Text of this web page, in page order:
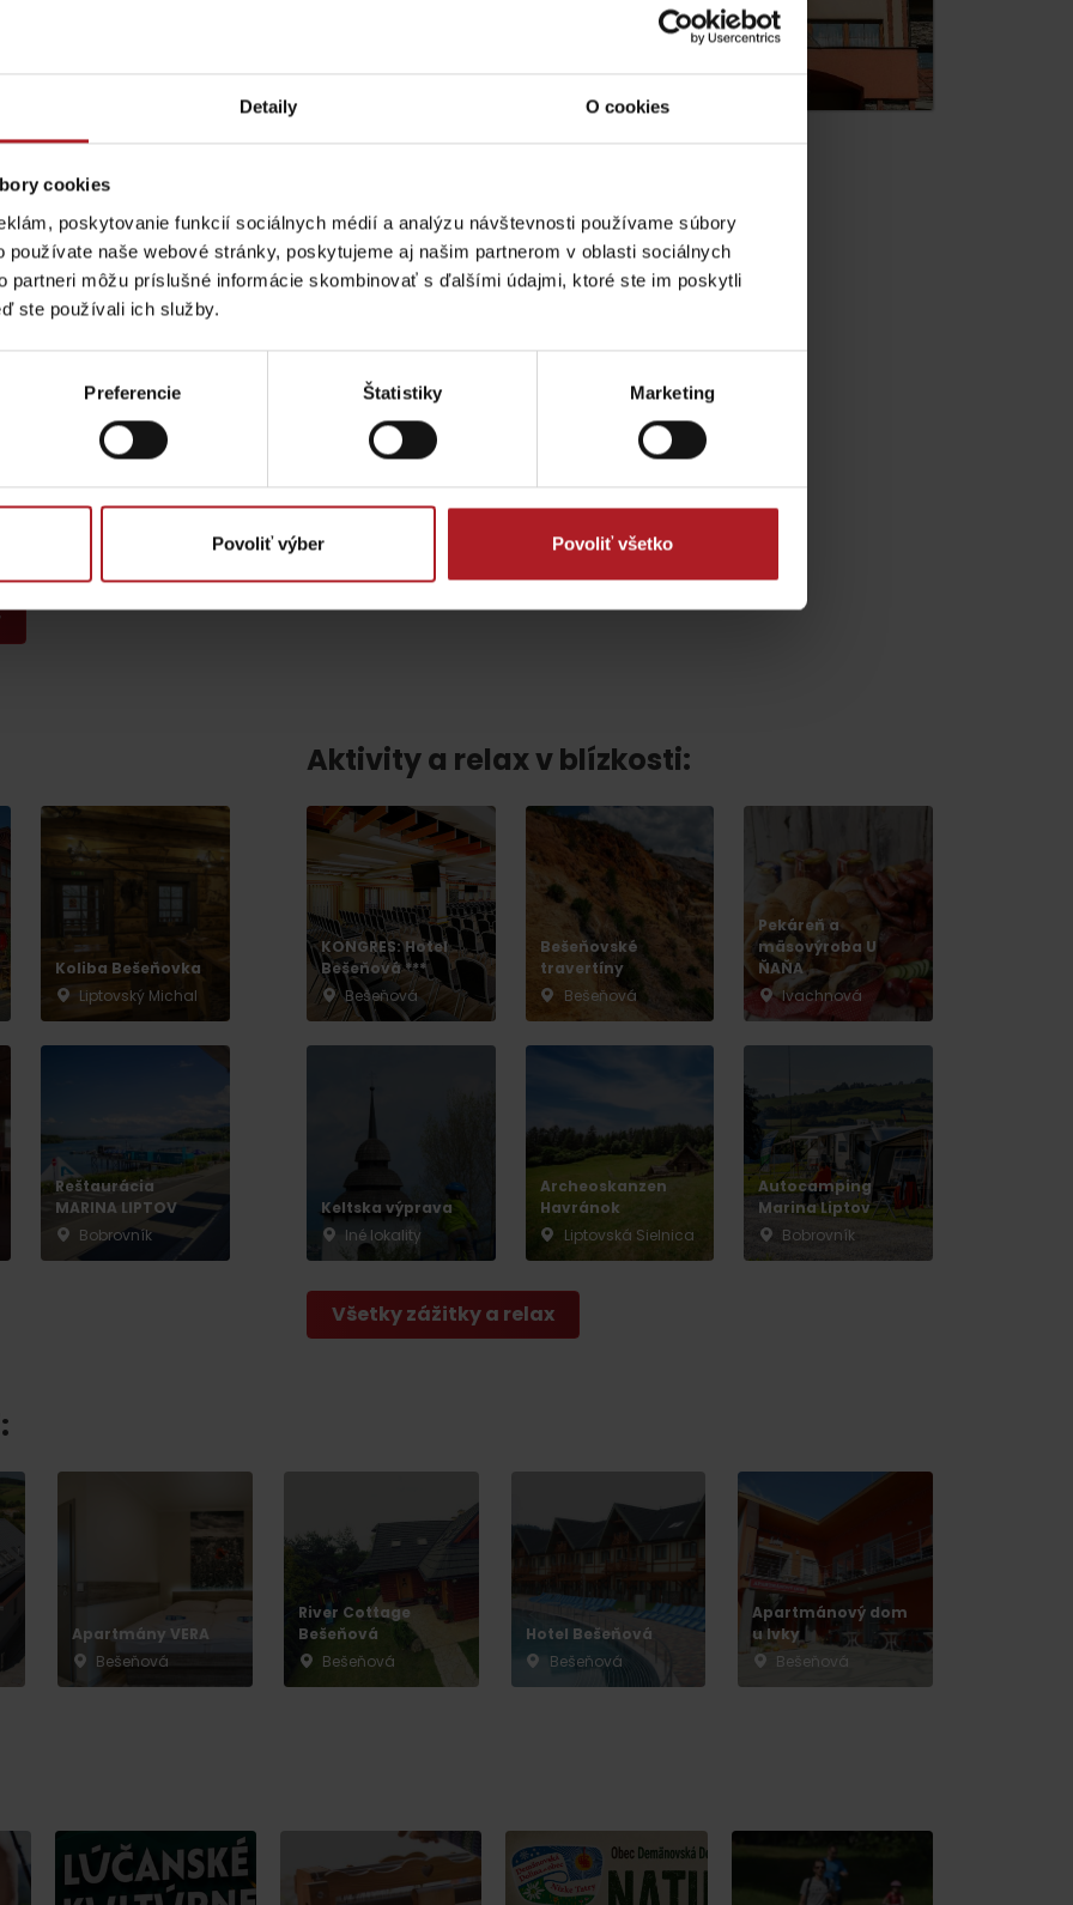
Detaily O cookies
cookies
poskytovanie funkcií sociálnych médií a analýzu návštevnosti používame súbory
používate naše webové stránky, poskytujeme aj našim partnerom v oblasti sociálnych
partneri môžu príslušné informácie skombinovať s ďalšími údajmi, ktoré ste im poskytli
ste používali ich služby.
Preferencie Štatistiky Marketing
Povoliť výber Povoliť všetko
No data found for this source.
Kde kúpiť Spolupráca
Liptovské tradície Pramene a vodopády
zážitok
nebude zverejnená.Vyžadované polia sú označené*
reCAPTCHA a spoločnosťou Google.
Koliba Bešeňovka
Liptovský Michal
Reštaurácia
MARINA LIPTOV
Bobrovník
Aktivity a relax v blízkosti:
KONGRES: Hotel
Bešeňová ***
Bešeňová
Bešeňovské
travertíny
Bešeňová
Pekáreň a
mäsovýroba U
ŇAŇA
Ivachnová
Keltska výprava
Iné lokality
Archeoskanzen
Havránok
Liptovská Sielnica
Autocamping
Marina Liptov
Bobrovník
Všetky zážitky a relax
Apartmány VERA
Bešeňová
River Cottage
Bešeňová
Bešeňová
Hotel Bešeňová
Bešeňová
Apartmánový dom
u Ivky
Bešeňová